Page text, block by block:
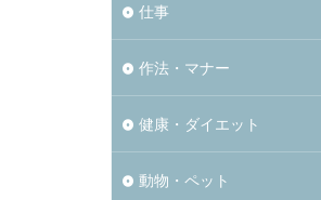
仕事
作法・マナー
健康・ダイエット
動物・ペット